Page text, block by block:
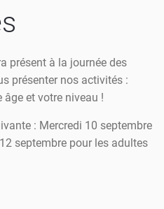
présent à la journée des
présenter nos activités :
âge et votre niveau !
: Mercredi 10 septembre
septembre pour les adultes